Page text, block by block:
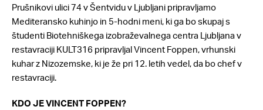
Prušnikovi ulici 74 v Šentvidu v Ljubljani pripravljamo
Mediteransko kuhinjo in 5-hodni meni, ki ga bo skupaj s
študenti Biotehniškega izobraževalnega centra Ljubljana v
restavraciji KULT316 pripravljal Vincent Foppen, vrhunski
kuhar z Nizozemske, ki je že pri 12. letih vedel, da bo chef v
restavraciji.
KDO JE VINCENT FOPPEN?